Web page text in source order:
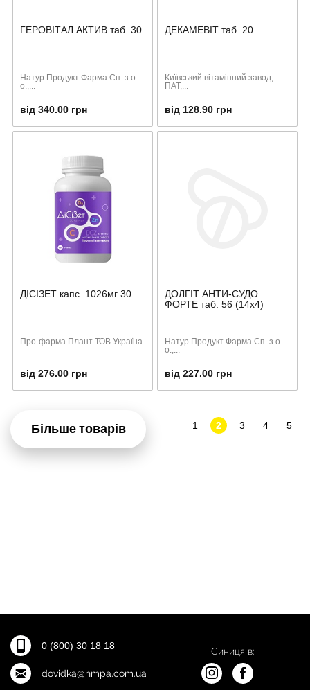
ГЕРОВІТАЛ АКТИВ таб. 30
Натур Продукт Фарма Сп. з о.
о.,...
від 340.00 грн
ДЕКАМЕВІТ таб. 20
Київський вітамінний завод,
ПАТ,...
від 128.90 грн
ДІСІЗЕТ капс. 1026мг 30
Про-фарма Плант ТОВ Україна
від 276.00 грн
ДОЛГІТ АНТИ-СУДО
ФОРТЕ таб. 56 (14х4)
Натур Продукт Фарма Сп. з о.
о.,...
від 227.00 грн
Більше товарів 1 2 3 4 5
0 (800) 30 18 18
dovidka@hmpa.com.ua
Синиця в: